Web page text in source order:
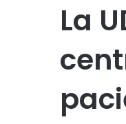
La